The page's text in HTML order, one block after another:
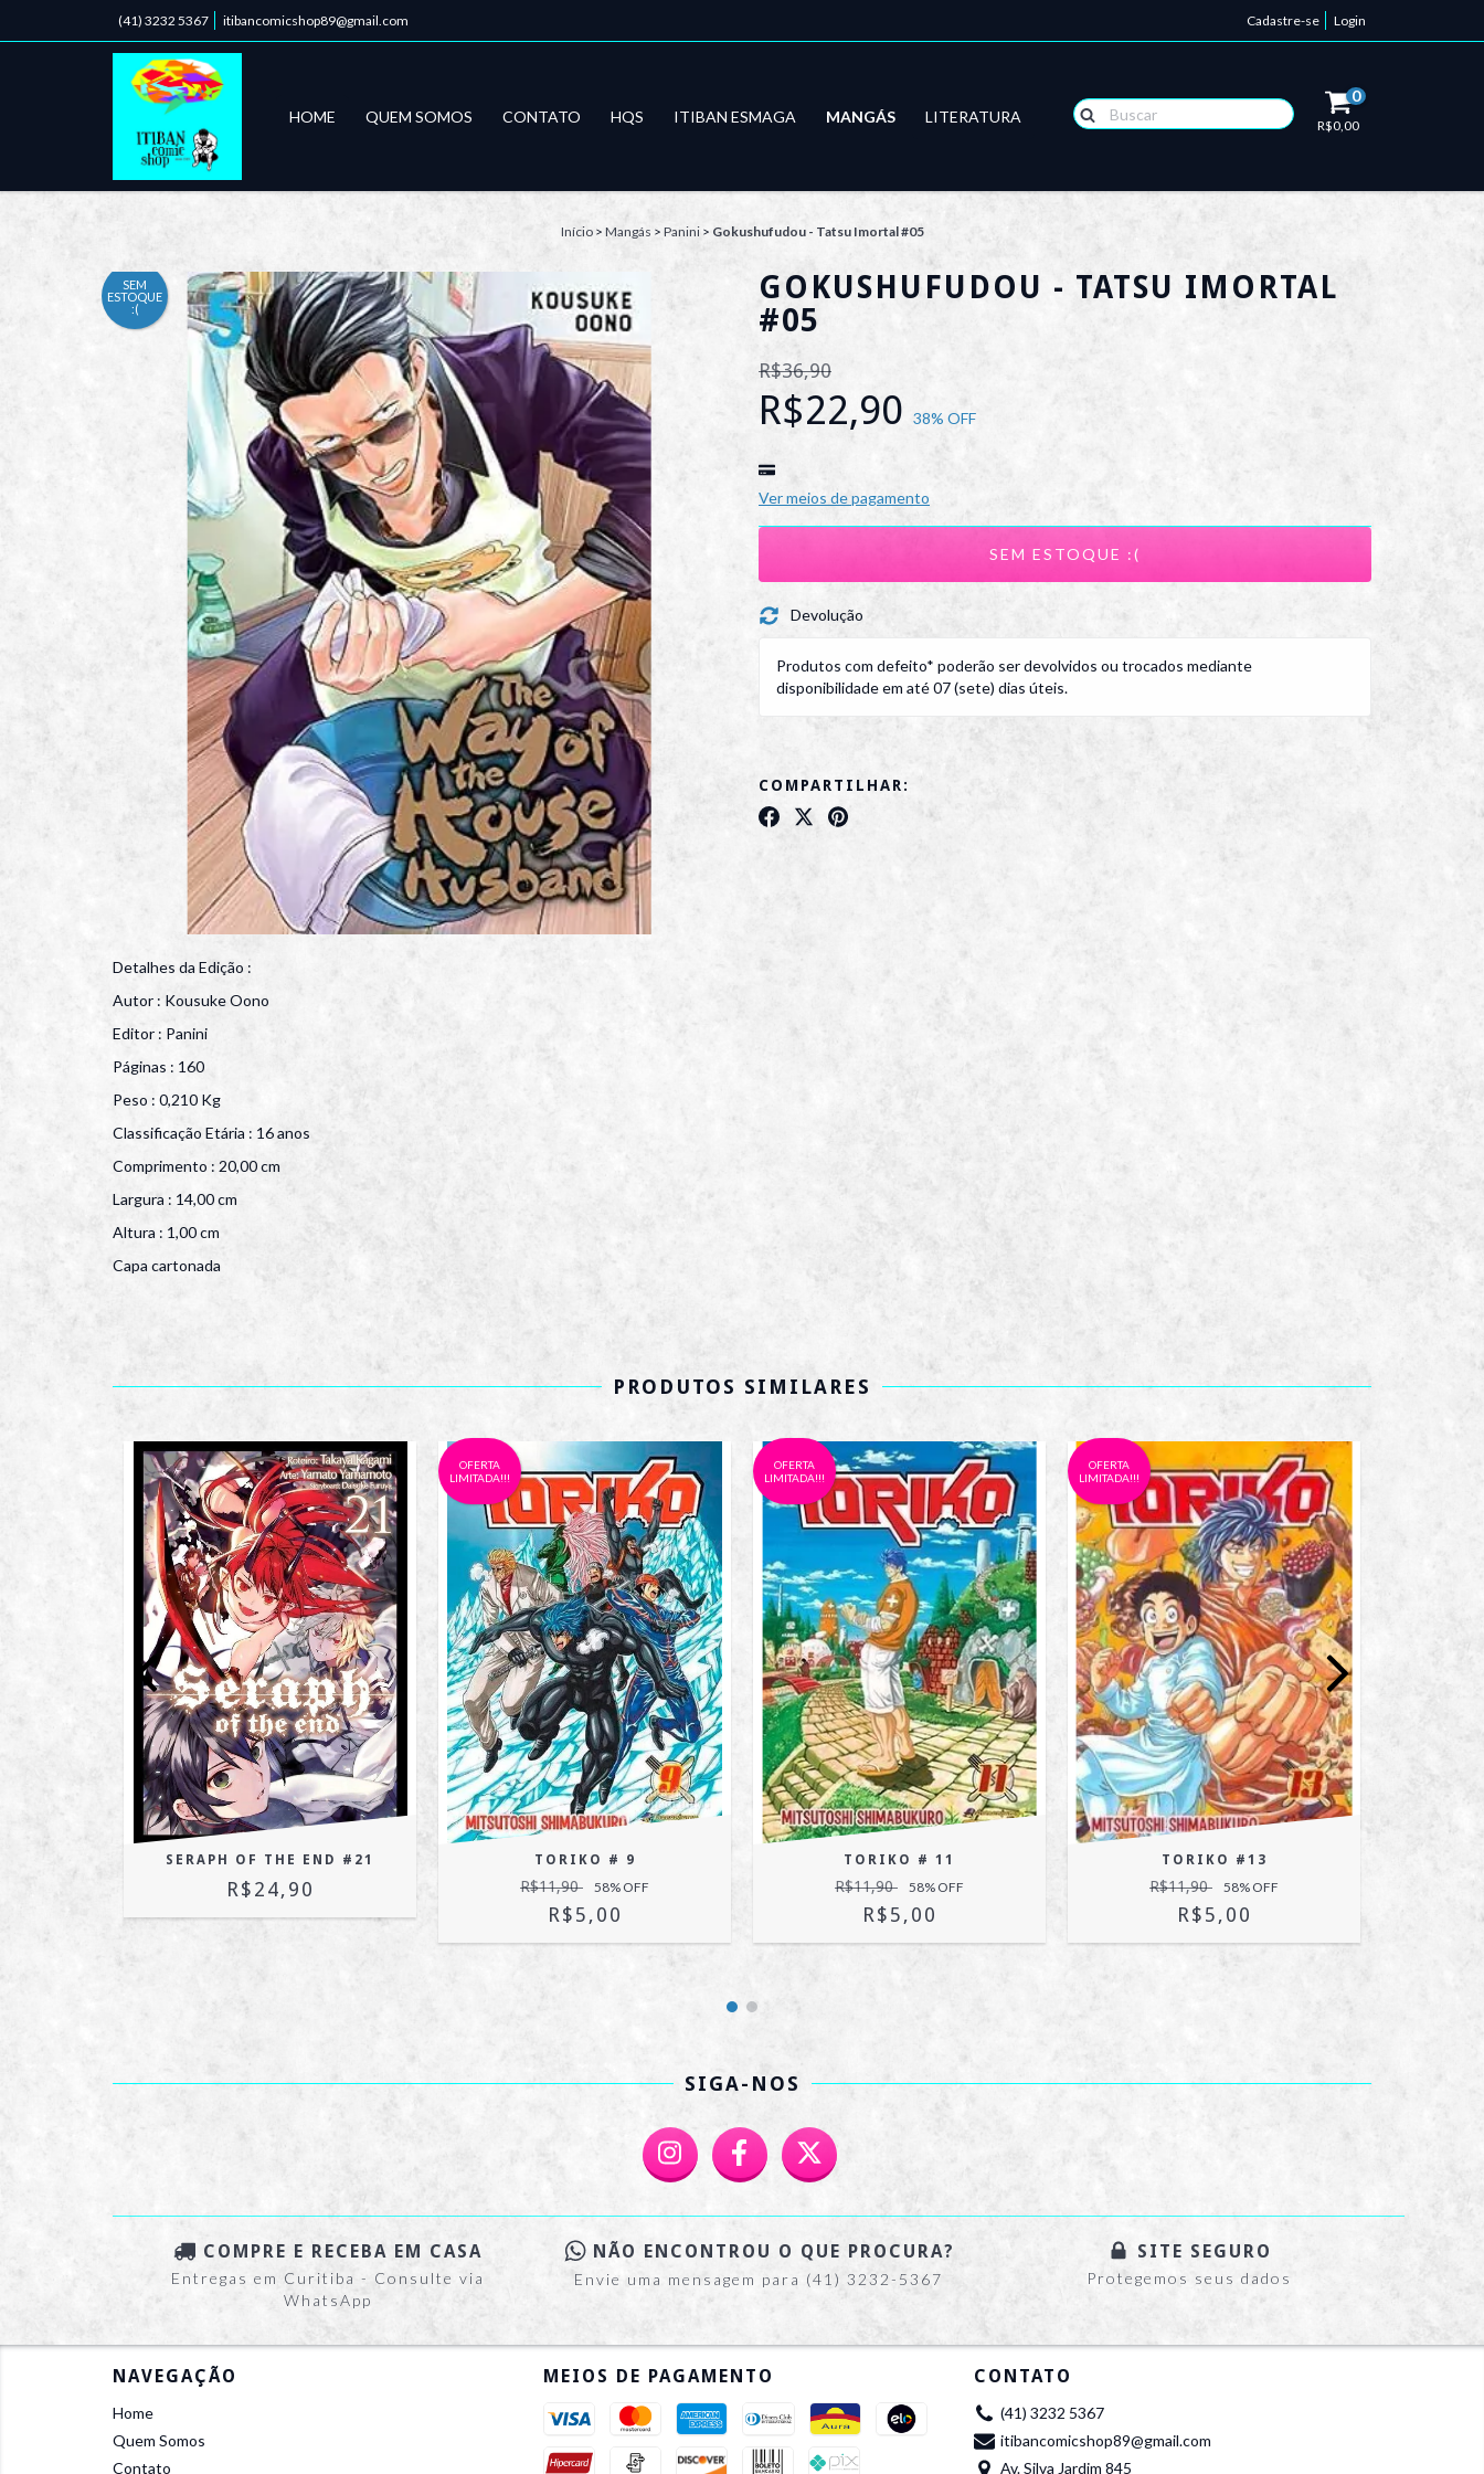
(41) 3232 5367 itibancomicshop89@gmail.com Cadastre-se Login
HOME QUEM SOMOS CONTATO HQS ITIBAN ESMAGA MANGÁS LITERATURA
0
R$0,00
Início > Mangás > Panini > Gokushufudou - Tatsu Imortal #05
SEM
ESTOQUE
:(
GOKUSHUFUDOU - TATSU IMORTAL
#05
R$36,90
R$22,90 38% OFF
Ver meios de pagamento
Devolução
Produtos com defeito* poderão ser devolvidos ou trocados mediante
disponibilidade em até 07 (sete) dias úteis.
COMPARTILHAR:
Detalhes da Edição :
Autor : Kousuke Oono
Editor : Panini
Páginas : 160
Peso : 0,210 Kg
Classificação Etária : 16 anos
Comprimento : 20,00 cm
Largura : 14,00 cm
Altura : 1,00 cm
Capa cartonada
PRODUTOS SIMILARES
SERAPH OF THE END #21
R$24,90
OFERTA
LIMITADA!!!
TORIKO # 9
R$11,90 58% OFF
R$5,00
OFERTA
LIMITADA!!!
TORIKO # 11
R$11,90 58% OFF
R$5,00
OFERTA
LIMITADA!!!
TORIKO #13
R$11,90 58% OFF
R$5,00
SIGA-NOS
COMPRE E RECEBA EM CASA
Entregas em Curitiba - Consulte via
WhatsApp
NÃO ENCONTROU O QUE PROCURA?
Envie uma mensagem para (41) 3232-5367
SITE SEGURO
Protegemos seus dados
NAVEGAÇÃO
Home
Quem Somos
Contato
MEIOS DE PAGAMENTO CONTATO
(41) 3232 5367
itibancomicshop89@gmail.com
Av. Silva Jardim 845